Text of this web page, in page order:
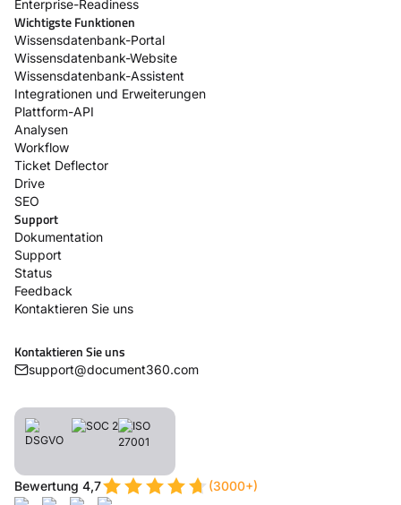
Enterprise-Readiness
Wichtigste Funktionen
Wissensdatenbank-Portal
Wissensdatenbank-Website
Wissensdatenbank-Assistent
Integrationen und Erweiterungen
Plattform-API
Analysen
Workflow
Ticket Deflector
Drive
SEO
Support
Dokumentation
Support
Status
Feedback
Kontaktieren Sie uns
Kontaktieren Sie uns
support@document360.com
Bewertung 4,7 (3000+)